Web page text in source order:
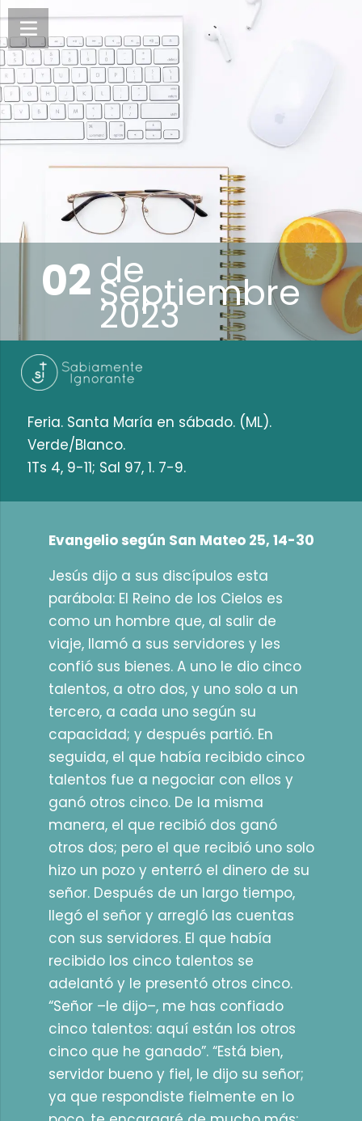
02 de
Septiembre
2023
Feria. Santa María en sábado. (ML).
Verde/Blanco.
1Ts 4, 9-11; Sal 97, 1. 7-9.
Evangelio según San Mateo 25, 14-30
Jesús dijo a sus discípulos esta
parábola: El Reino de los Cielos es
como un hombre que, al salir de
viaje, llamó a sus servidores y les
confió sus bienes. A uno le dio cinco
talentos, a otro dos, y uno solo a un
tercero, a cada uno según su
capacidad; y después partió. En
seguida, el que había recibido cinco
talentos fue a negociar con ellos y
ganó otros cinco. De la misma
manera, el que recibió dos ganó
otros dos; pero el que recibió uno solo
hizo un pozo y enterró el dinero de su
señor. Después de un largo tiempo,
llegó el señor y arregló las cuentas
con sus servidores. El que había
recibido los cinco talentos se
adelantó y le presentó otros cinco.
“Señor –le dijo–, me has confiado
cinco talentos: aquí están los otros
cinco que he ganado”. “Está bien,
servidor bueno y fiel, le dijo su señor;
ya que respondiste fielmente en lo